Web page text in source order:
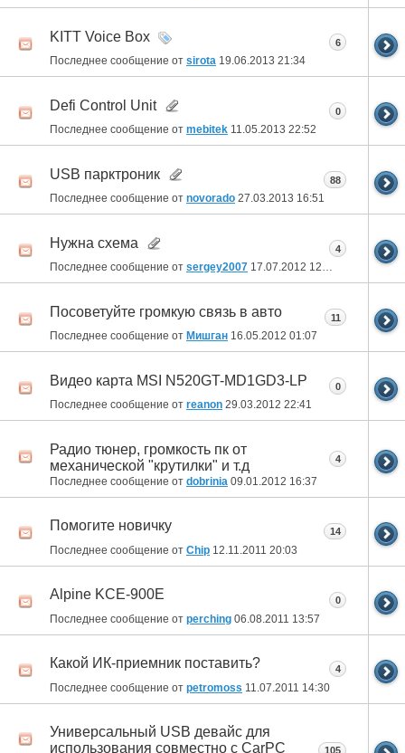
KITT Voice Box
Последнее сообщение от sirota 19.06.2013 21:34
6
Defi Control Unit
Последнее сообщение от mebitek 11.05.2013 22:52
0
USB парктроник
Последнее сообщение от novorado 27.03.2013 16:51
88
Нужна схема
Последнее сообщение от sergey2007 17.07.2012 12:26
4
Посоветуйте громкую связь в авто
Последнее сообщение от Мишган 16.05.2012 01:07
11
Видео карта MSI N520GT-MD1GD3-LP
Последнее сообщение от reanon 29.03.2012 22:41
0
Радио тюнер, громкость пк от
механической "крутилки" и т.д
Последнее сообщение от dobrinia 09.01.2012 16:37
4
Помогите новичку
Последнее сообщение от Chip 12.11.2011 20:03
14
Alpine KCE-900E
Последнее сообщение от perching 06.08.2011 13:57
0
Какой ИК-приемник поставить?
Последнее сообщение от petromoss 11.07.2011 14:30
4
Универсальный USB девайс для
использования совместно с CarPC
105